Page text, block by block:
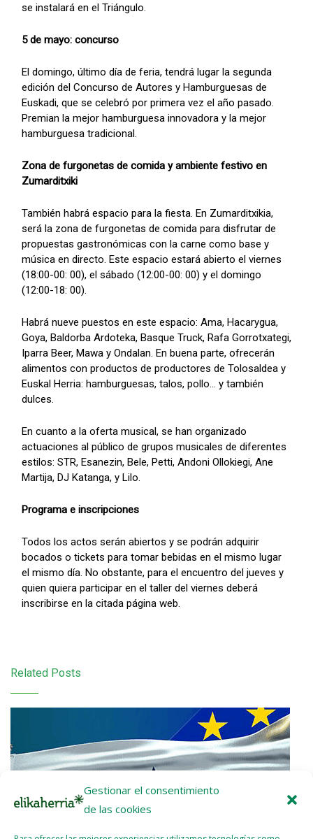
Gestionar el consentimiento
de las cookies
se instalará en el Triángulo.
5 de mayo: concurso
El domingo, último día de feria, tendrá lugar la segunda
edición del Concurso de Autores y Hamburguesas de
Euskadi, que se celebró por primera vez el año pasado.
Premian la mejor hamburguesa innovadora y la mejor
hamburguesa tradicional.
Zona de furgonetas de comida y ambiente festivo en
Zumarditxiki
También habrá espacio para la fiesta. En Zumarditxikia,
será la zona de furgonetas de comida para disfrutar de
propuestas gastronómicas con la carne como base y
música en directo. Este espacio estará abierto el viernes
(18:00-00: 00), el sábado (12:00-00: 00) y el domingo
(12:00-18: 00).
Habrá nueve puestos en este espacio: Ama, Hacarygua,
Goya, Baldorba Ardoteka, Basque Truck, Rafa Gorrotxategi,
Iparra Beer, Mawa y Ondalan. En buena parte, ofrecerán
alimentos con productos de productores de Tolosaldea y
Euskal Herria: hamburguesas, talos, pollo... y también
dulces.
En cuanto a la oferta musical, se han organizado
actuaciones al público de grupos musicales de diferentes
estilos: STR, Esanezin, Bele, Petti, Andoni Ollokiegi, Ane
Martija, DJ Katanga, y Lilo.
Programa e inscripciones
Todos los actos serán abiertos y se podrán adquirir
bocados o tickets para tomar bebidas en el mismo lugar
el mismo día. No obstante, para el encuentro del jueves y
quien quiera participar en el taller del viernes deberá
inscribirse en la citada página web.
Related Posts